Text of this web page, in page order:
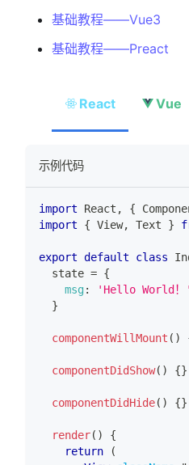
基础教程——Vue3
基础教程——Preact
React Vue
示例代码
import React , {
import
{ View, Text }
export default class
  state
= {
msg: 'Hello World！'
}
componentWillMount ( )
componentDidShow( ) {}
componentDidHide( ) {}
render( )
{
return
(